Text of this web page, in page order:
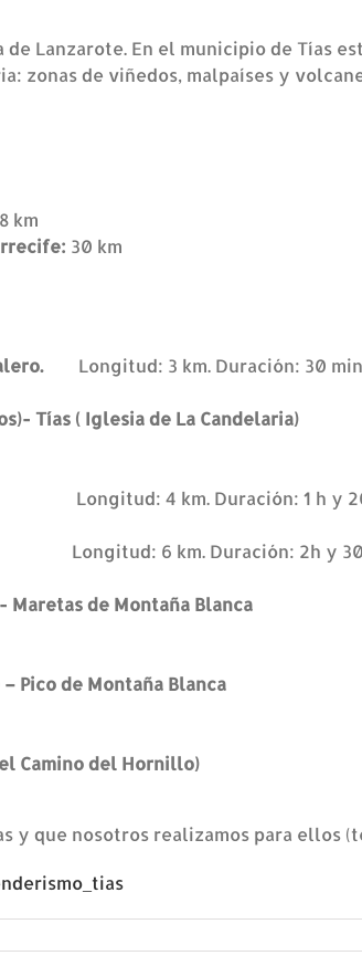
Lanzarote. En el municipio de Tías
zonas de viñedos, malpaíses y
km
30 km
Longitud: 3 km. Duración: 30
Pocillos)- Tías ( Iglesia de La
Longitud: 4 km. Duración: 1 h y
Longitud: 6 km. Duración: 2h y
(Tías)- Maretas de
Candelaria) – Pico de
Carmen ( Por el
y que nosotros realizamos para ellos